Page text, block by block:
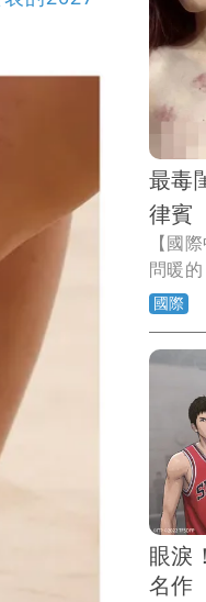
最毒
律賓
【國
問暖
惡毒
梅）
尼拉
一下
人民
卻沒
國警
國際
眼淚
名作